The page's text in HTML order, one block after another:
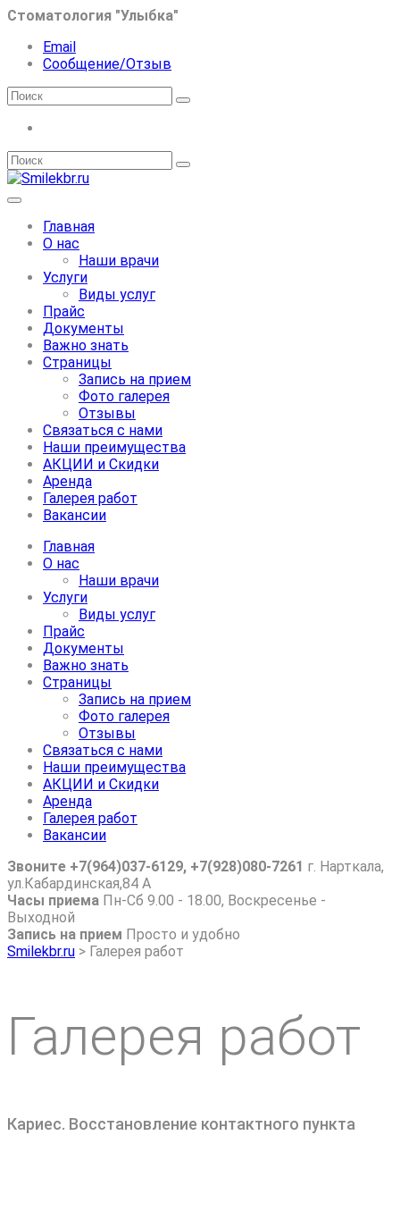
Стоматология "Улыбка"
Email
Сообщение/Отзыв
Главная
О нас
Наши врачи
Услуги
Виды услуг
Прайс
Документы
Важно знать
Страницы
Запись на прием
Фото галерея
Отзывы
Связаться с нами
Наши преимущества
АКЦИИ и Скидки
Аренда
Галерея работ
Вакансии
Главная
О нас
Наши врачи
Услуги
Виды услуг
Прайс
Документы
Важно знать
Страницы
Запись на прием
Фото галерея
Отзывы
Связаться с нами
Наши преимущества
АКЦИИ и Скидки
Аренда
Галерея работ
Вакансии
Звоните +7(964)037-6129, +7(928)080-7261 г. Нарткала,
ул.Кабардинская,84 А
Часы приема Пн-Сб 9.00 - 18.00, Воскресенье -
Выходной
Запись на прием Просто и удобно
Smilekbr.ru > Галерея работ
Галерея работ
Кариес. Восстановление контактного пункта